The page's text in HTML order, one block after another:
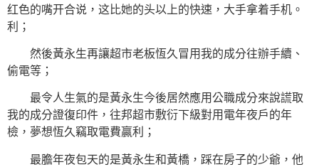
红色的嘴开合说，这比她的头以上的快速，大手拿着手机。
利；
然後黃永生再讓超市老板恆久冒用我的成分往辦手續、
偷電等；
最令人生氣的是黃永生今後居然應用公職成分來說謊取
我的成分證復印件，往邦超市敷衍下級對用電年夜戶的年
檢，夢想恆久竊取電費贏利；
最膽年夜包天的是黃永生和黃橋，踩在房子的少爺，他